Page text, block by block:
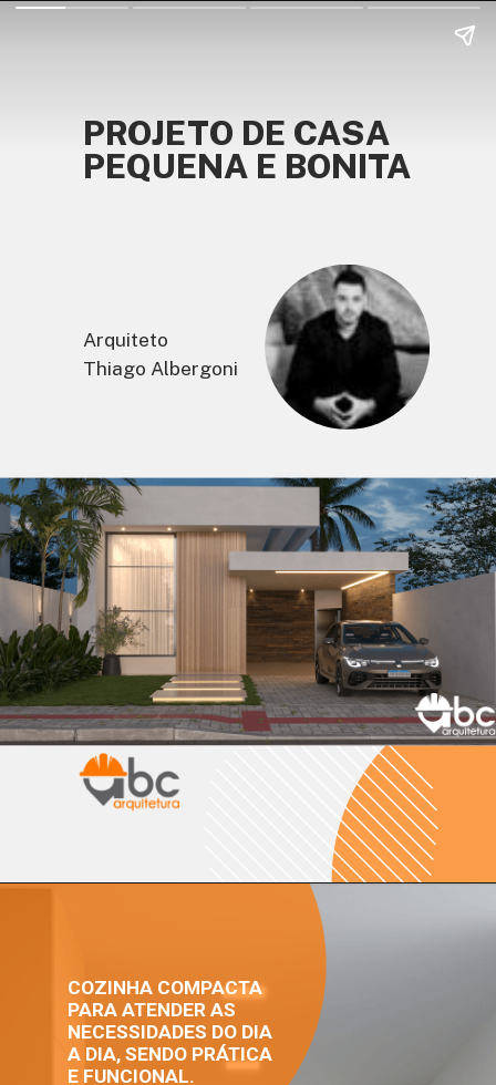
PROJETO DE CASA
PEQUENA E BONITA
Arquiteto
Thiago Albergoni
COZINHA COMPACTA
PARA ATENDER AS
NECESSIDADES DO DIA
A DIA, SENDO PRÁTICA
E FUNCIONAL.